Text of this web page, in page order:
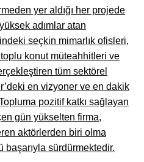
Fabrikaları, Mağazaları
İmalatçıları, Firmaları
Dekorasyon Firmaları
Mağazaları
İmalatçıları
Mağazaları
yer aldığı her projede
adımlar atan
seçkin mimarlık ofisleri,
konut müteahhitleri ve
tüm sektörel
en vizyoner ve en dakik
pozitif katkı sağlayan
gün yükselten firma,
aktörlerden biri olma
başarıyla sürdürmektedir.